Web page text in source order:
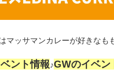
マッサマンカレーが好きなも
ント情報♪GWのイベン